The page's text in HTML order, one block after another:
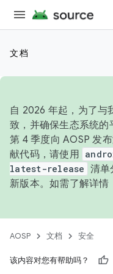
文档
自 2026 年起，为了与
致，并确保生态系统
第 4 季度向 AOSP 发
献代码，请使用
latest-release 清单
新版本。如需了解详情
AOSP 文档 安全
该内容对您有帮助吗？